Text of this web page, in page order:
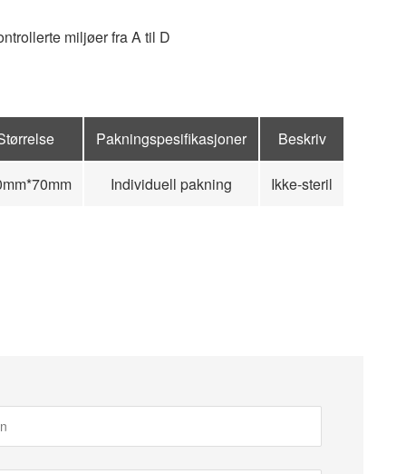
miljøer fra A til D
Pakningspesifikasjoner Beskriv
Individuell pakning Ikke-steril